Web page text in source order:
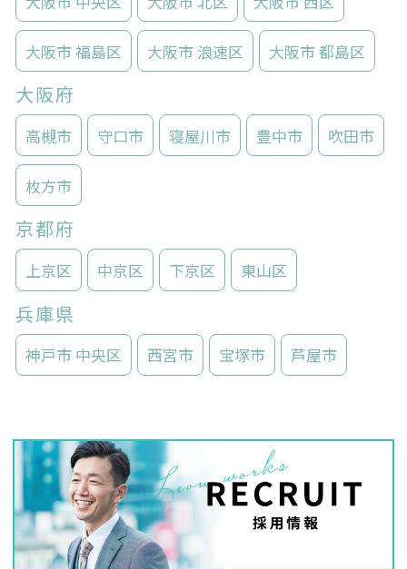
大阪市 福島区 大阪市 浪速区 大阪市 都島区
大阪府
高槻市 守口市 寝屋川市 豊中市 吹田市
枚方市
京都府
上京区 中京区 下京区 東山区
兵庫県
神戸市 中央区 西宮市 宝塚市 芦屋市